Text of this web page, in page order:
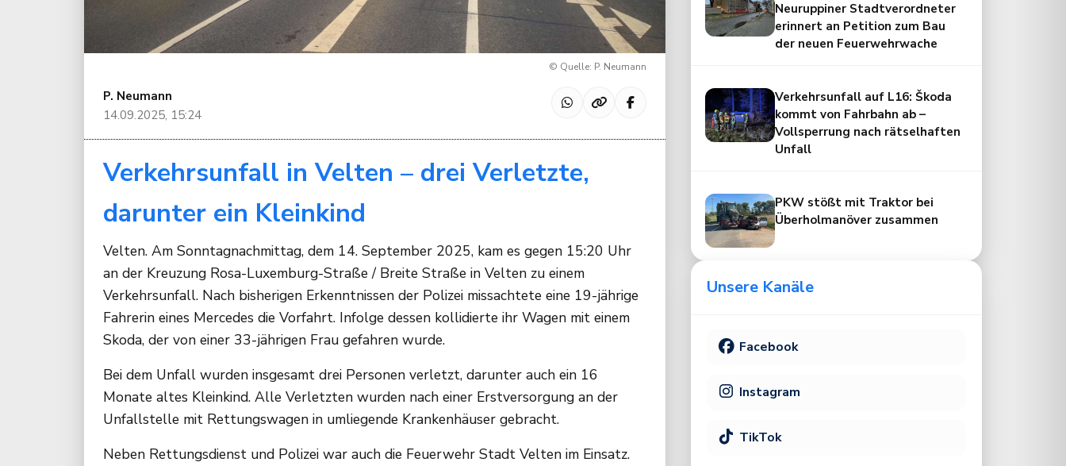
© Quelle: P. Neumann
P. Neumann
14.09.2025, 15:24
Verkehrsunfall in Velten – drei Verletzte,
darunter ein Kleinkind
Velten. Am Sonntagnachmittag, dem 14. September 2025, kam es gegen 15:20 Uhr
an der Kreuzung Rosa-Luxemburg-Straße / Breite Straße in Velten zu einem
Verkehrsunfall. Nach bisherigen Erkenntnissen der Polizei missachtete eine 19-jährige
Fahrerin eines Mercedes die Vorfahrt. Infolge dessen kollidierte ihr Wagen mit einem
Skoda, der von einer 33-jährigen Frau gefahren wurde.
Bei dem Unfall wurden insgesamt drei Personen verletzt, darunter auch ein 16
Monate altes Kleinkind. Alle Verletzten wurden nach einer Erstversorgung an der
Unfallstelle mit Rettungswagen in umliegende Krankenhäuser gebracht.
Neben Rettungsdienst und Polizei war auch die Feuerwehr Stadt Velten im Einsatz.
Neuruppiner Stadtverordneter
erinnert an Petition zum Bau
der neuen Feuerwehrwache
Verkehrsunfall auf L16: Škoda
kommt von Fahrbahn ab –
Vollsperrung nach rätselhaften
Unfall
PKW stößt mit Traktor bei
Überholmanöver zusammen
Unsere Kanäle
Facebook
Instagram
TikTok